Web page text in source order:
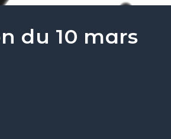
du 10 mars